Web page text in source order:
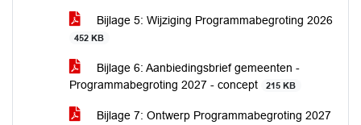
Bijlage 5: Wijziging Programmabegroting 2026
452 KB
Bijlage 6: Aanbiedingsbrief gemeenten -
Programmabegroting 2027 - concept
215 KB
Bijlage 7: Ontwerp Programmabegroting 2027